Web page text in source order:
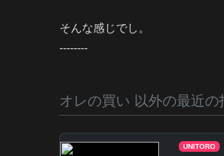
そんな感じでし。
--------
オレの買い 以外の最近の
UNITORO